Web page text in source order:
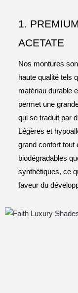
1.
ACETATE
Nos montures
haute qualité tels
matériau durable
permet une
qui se traduit par
Légères et
grand confort tout
biodégradables
synthétiques, ce
faveur du